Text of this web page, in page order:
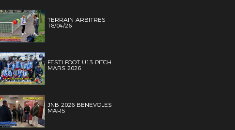
TERRAIN ARBITRES
18/04/26
FESTI FOOT U13 PITCH
MARS 2026
JNB 2026 BENEVOLES
MARS